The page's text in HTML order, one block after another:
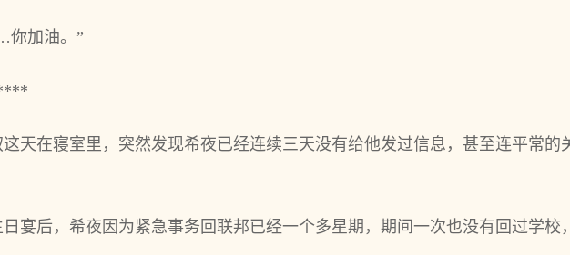
加油。”
这天在寝室里，突然发现希夜已经连续三天没有给他发过信息，甚至连平常的
日宴后，希夜因为紧急事务回联邦已经一个多星期，期间一次也没有回过学校